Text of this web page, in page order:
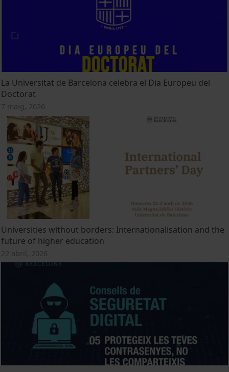
La Universitat de Barcelona celebra el Dia Europeu del
Doctorat
7 maig, 2026
Universities without borders: Internationalisation and the
future of higher education
22 abril, 2026